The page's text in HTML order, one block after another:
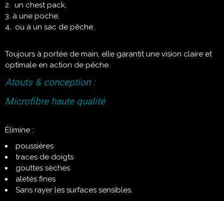
un chest pack,
à une poche,
ou à un sac de pêche.
Toujours à portée de main, elle garantit une vision claire et
optimale en action de pêche.
Atouts & conception :
Microfibre haute qualité
Élimine :
poussières
traces de doigts
gouttes sèches
aletés fines
Sans rayer les surfaces sensibles.